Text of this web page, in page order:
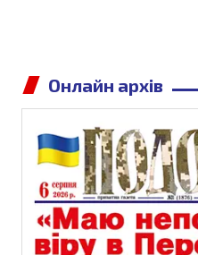
Онлайн архів